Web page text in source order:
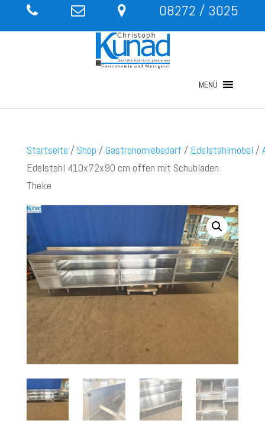
08272 / 3025
MENÜ
Startseite / Shop /Gastronomiebedarf / Edelstahlmöbel /
Edelstahl 410x72x90 cm offen mit Schubladen
Theke